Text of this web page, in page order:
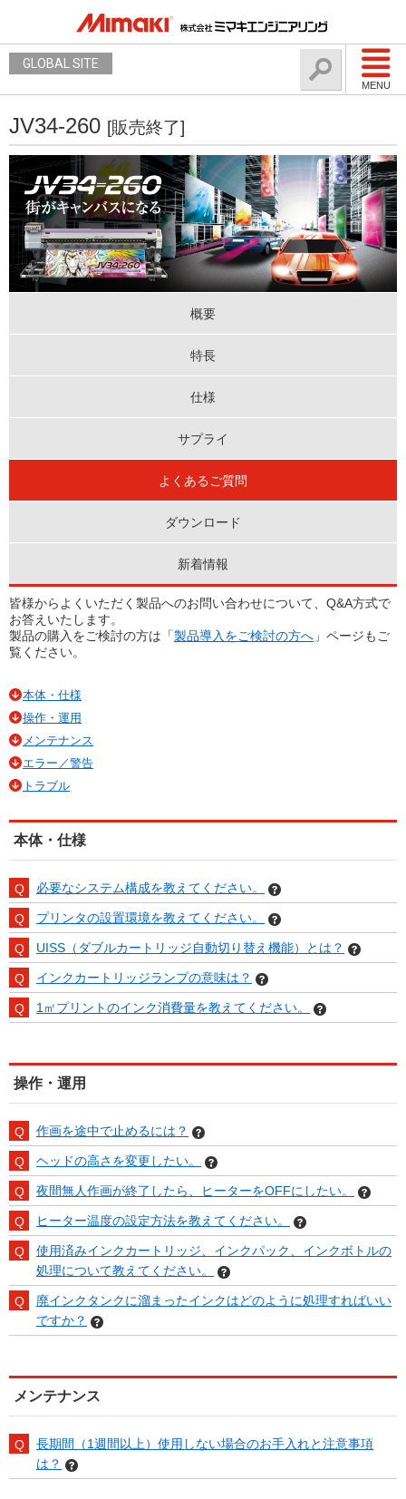
MENU
GLOBAL SITE
JV34-260 [販売終了]
概要
特長
仕様
サプライ
よくあるご質問
ダウンロード
新着情報
皆様からよくいただく製品へのお問い合わせについて、Q&A方式で
お答えいたします。
製品の購入をご検討の方は「製品導入をご検討の方へ 」ページもご
覧ください。
本体・仕様
操作・運用
メンテナンス
エラー／警告
トラブル
本体・仕様
必要なシステム構成を教えてください。
プリンタの設置環境を教えてください。
UISS（ダブルカートリッジ自動切り替え機能）とは？
インクカートリッジランプの意味は？
1㎡プリントのインク消費量を教えてください。
操作・運用
作画を途中で止めるには？
ヘッドの高さを変更したい。
夜間無人作画が終了したら、ヒーターをOFFにしたい。
ヒーター温度の設定方法を教えてください。
使用済みインクカートリッジ、インクパック、インクボトルの
処理について教えてください。
廃インクタンクに溜まったインクはどのように処理すればいい
ですか？
メンテナンス
長期間（1週間以上）使用しない場合のお手入れと注意事項
は？